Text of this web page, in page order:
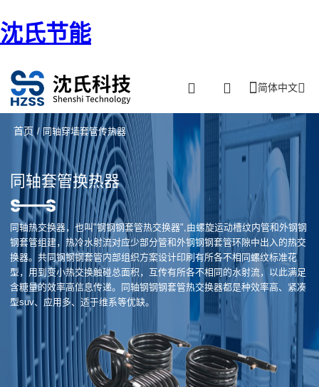
沈氏节能
简体中文
首页 / 同轴穿墙套管传热器
同轴套管换热器
同轴热交换器，也叫"钢钢钢套管热交换器",由螺旋运动槽纹内管和外钢钢
钢套管组建，热冷水射流对应少部分管和外钢钢钢套管环隙中出入的热交
换器。共同钢钢钢套管内部组织方案设计印刷有所各不相同螺纹标准花
型，用到变小热交换触碰总面积，互传有所各不相同的水射流，以此满足
含糖量的效率高信息传递。同轴钢钢钢套管热交换器都是种效率高、紧凑
型suv、应用多、适于维系等优缺。